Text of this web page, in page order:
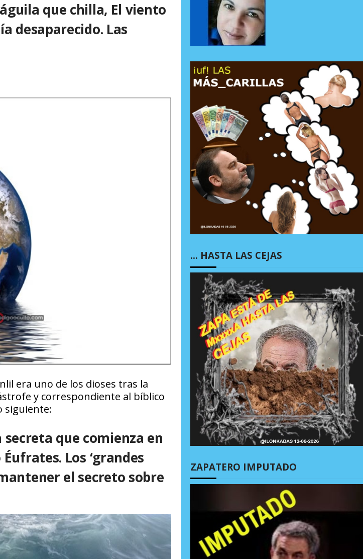
que chilla, El viento
desaparecido. Las
era uno de los dioses tras la
y correspondiente al bíblico
siguiente:
que comienza en
Los ‘grandes
el secreto sobre
… HASTA LAS CEJAS
ZAPATERO IMPUTADO